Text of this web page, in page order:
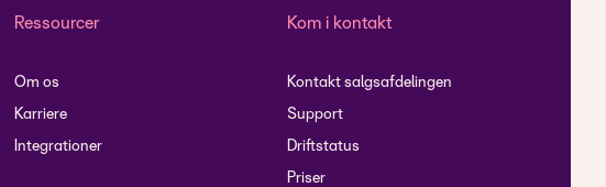
Ressourcer
Om os
Karriere
Integrationer
Kom i kontakt
Kontakt salgsafdelingen
Support
Driftstatus
Priser